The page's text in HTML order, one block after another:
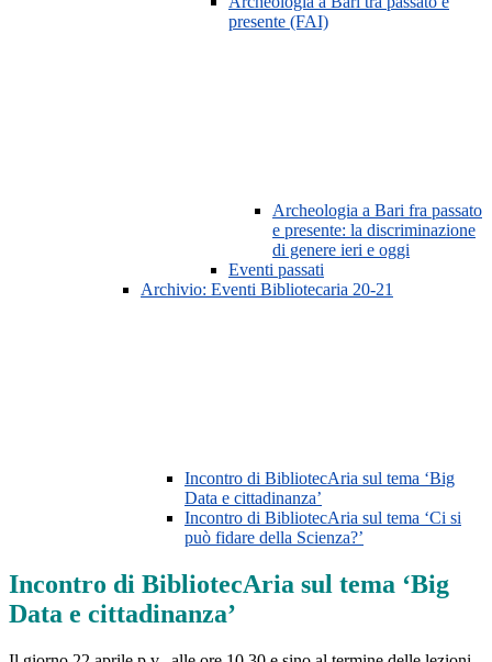
presente (FAI)
Archeologia a Bari fra passato
e presente: la discriminazione
di genere ieri e oggi
Eventi passati
Archivio: Eventi Bibliotecaria 20-21
Incontro di BibliotecAria sul tema ‘Big
Data e cittadinanza’
Incontro di BibliotecAria sul tema ‘Ci si
può fidare della Scienza?’
Incontro di BibliotecAria sul tema ‘Big
Data e cittadinanza’